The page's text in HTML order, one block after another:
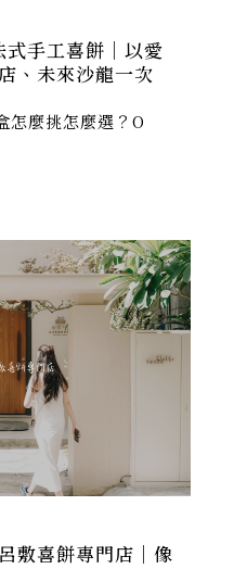
手工喜餅｜以愛
、未來沙龍一次
怎麼挑怎麼選？O
敷喜餅專門店｜像